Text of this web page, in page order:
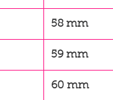
58 mm
59 mm
60 mm